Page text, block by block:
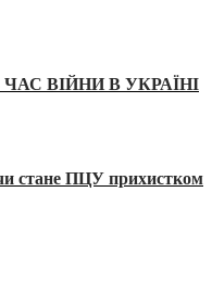
ВІЙНИ В УКРАЇНІ
стане ПЦУ прихистком